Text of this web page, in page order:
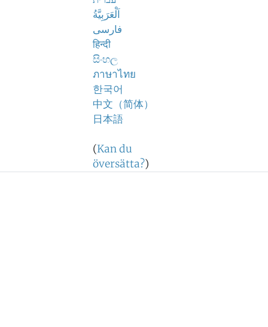
اَلْعَرَبِيَّةُ
فارسی
हिन्दी
සිංහල
ภาษาไทย
한국어
中文（简体）
日本語
(Kan du
översätta?)